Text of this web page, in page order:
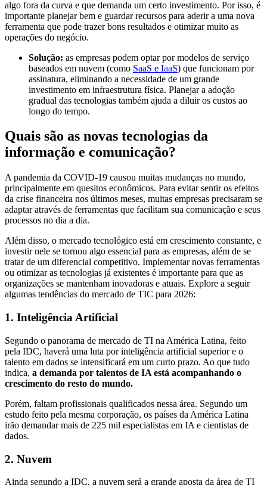
algo fora da curva e que demanda um certo investimento. Por isso, é
importante planejar bem e guardar recursos para aderir a uma nova
ferramenta que pode trazer bons resultados e otimizar muito as
operações do negócio.
Solução: as empresas podem optar por modelos de serviço
baseados em nuvem (como SaaS e IaaS) que funcionam por
assinatura, eliminando a necessidade de um grande
investimento em infraestrutura física. Planejar a adoção
gradual das tecnologias também ajuda a diluir os custos ao
longo do tempo.
Quais são as novas tecnologias da
informação e comunicação?
A pandemia da COVID-19 causou muitas mudanças no mundo,
principalmente em quesitos econômicos. Para evitar sentir os efeitos
da crise financeira nos últimos meses, muitas empresas precisaram se
adaptar através de ferramentas que facilitam sua comunicação e seus
processos no dia a dia.
Além disso, o mercado tecnológico está em crescimento constante, e
investir nele se tornou algo essencial para as empresas, além de se
tratar de um diferencial competitivo. Implementar novas ferramentas
ou otimizar as tecnologias já existentes é importante para que as
organizações se mantenham inovadoras e atuais. Explore a seguir
algumas tendências do mercado de TIC para 2026:
1. Inteligência Artificial
Segundo o panorama de mercado de TI na América Latina, feito
pela IDC, haverá uma luta por inteligência artificial superior e o
talento em dados se intensificará em um curto prazo. Ao que tudo
indica, a demanda por talentos de IA está acompanhando o
crescimento do resto do mundo.
Porém, faltam profissionais qualificados nessa área. Segundo um
estudo feito pela mesma corporação, os países da América Latina
irão demandar mais de 225 mil especialistas em IA e cientistas de
dados.
2. Nuvem
Ainda segundo a IDC, a nuvem será a grande aposta da área de TI